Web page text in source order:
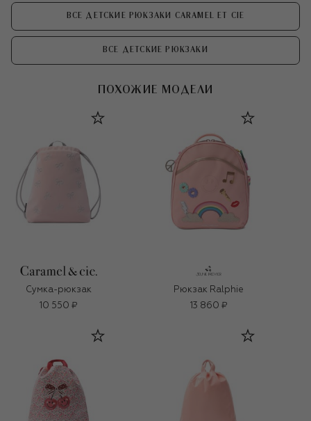
ВСЕ ДЕТСКИЕ РЮКЗАКИ CARAMEL ET CIE
ВСЕ ДЕТСКИЕ РЮКЗАКИ
ПОХОЖИЕ МОДЕЛИ
Сумка-рюкзак
10 550 ₽
Рюкзак Ralphie
13 860 ₽